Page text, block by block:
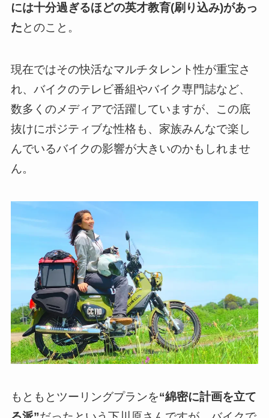
には十分過ぎるほどの英才教育(刷り込み)があっ
たとのこと。
現在ではその快活なマルチタレント性が重宝さ
れ、バイクのテレビ番組やバイク専門誌など、
数多くのメディアで活躍していますが、この底
抜けにポジティブな性格も、家族みんなで楽し
んでいるバイクの影響が大きいのかもしれませ
ん。
もともとツーリングプランを“綿密に計画を立て